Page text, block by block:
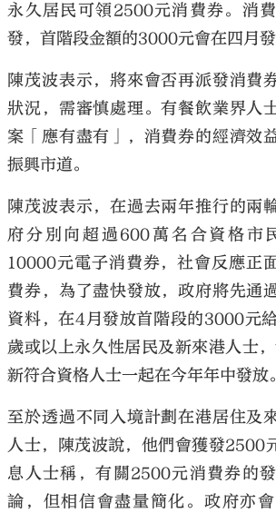
永久居民可領2500元消費券。消
發，首階段金額的3000元會在四月發
陳茂波表示，將來會否再派發消費
狀況，需審慎處理。有餐飲業界人
案「應有盡有」，消費券的經濟效
振興市道。
陳茂波表示，在過去兩年推行的兩
府分別向超過600萬名合資格市
10000元電子消費券，社會反應正
費券，為了盡快發放，政府將先通
資料，在4月發放首階段的3000元
歲或以上永久性居民及新來港人士
新符合資格人士一起在今年年中發放。
至於透過不同入境計劃在港居住及
人士，陳茂波說，他們會獲發2500
息人士稱，有關2500元消費券的
論，但相信會盡量簡化。政府亦